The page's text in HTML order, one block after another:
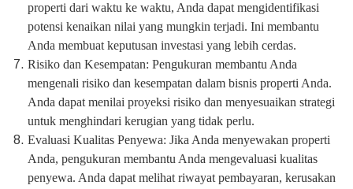
properti dari waktu ke waktu, Anda dapat mengidentifikasi
potensi kenaikan nilai yang mungkin terjadi. Ini membantu
Anda membuat keputusan investasi yang lebih cerdas.
Risiko dan Kesempatan: Pengukuran membantu Anda
mengenali risiko dan kesempatan dalam bisnis properti Anda.
Anda dapat menilai proyeksi risiko dan menyesuaikan strategi
untuk menghindari kerugian yang tidak perlu.
Evaluasi Kualitas Penyewa: Jika Anda menyewakan properti
Anda, pengukuran membantu Anda mengevaluasi kualitas
penyewa. Anda dapat melihat riwayat pembayaran, kerusakan